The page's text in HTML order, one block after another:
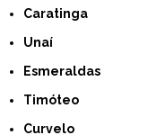
Caratinga
Unaí
Esmeraldas
Timóteo
Curvelo